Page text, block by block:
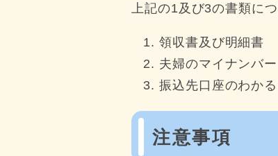
上記の1及び3の書類に
領収書及び明細書
夫婦のマイナンバー
振込先口座のわか
注意事項